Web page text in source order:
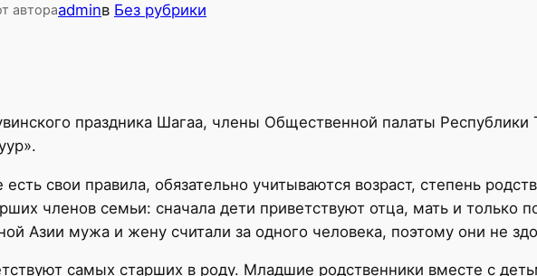
автораadminв Без рубрики
праздника Шагаа, члены Общественной палаты
свои правила, обязательно учитываются возраст, степень
членов семьи: сначала дети приветствуют отца, мать и только
Азии мужа и жену считали за одного человека, поэтому они не
самых старших в роду. Младшие родственники вместе с